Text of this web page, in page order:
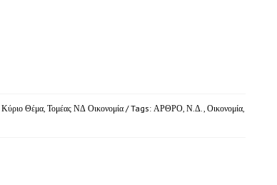
Κύριο Θέμα, Τομέας ΝΔ Οικονομία / Tags: ΑΡΘΡΟ, Ν.Δ., Οικονομία,